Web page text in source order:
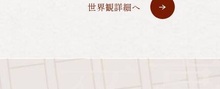
世界観詳細へ